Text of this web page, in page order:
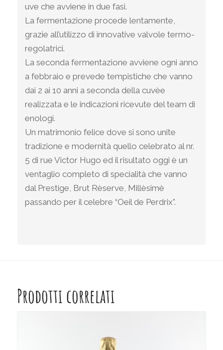
uve che avviene in due fasi.
La fermentazione procede lentamente,
grazie all’utilizzo di innovative valvole termo-
regolatrici.
La seconda fermentazione avviene ogni anno
a febbraio e prevede tempistiche che vanno
dai 2 ai 10 anni a seconda della cuvèe
realizzata e le indicazioni ricevute del team di
enologi.
Un matrimonio felice dove si sono unite
tradizione e modernità quello celebrato al nr.
5 di rue Victor Hugo ed il risultato oggi è un
ventaglio completo di specialità che vanno
dal Prestige, Brut Rèserve, Millèsimè
passando per il celebre “Oeil de Perdrix”.
Prodotti correlati